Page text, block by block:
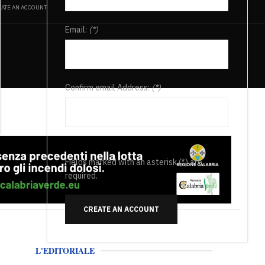
AN ACCOUNT
Email: (*)
Confirm email Address:(*)
Fields marked with an asterisk (*) are
required.
CREATE AN ACCOUNT
L'EDITORIALE